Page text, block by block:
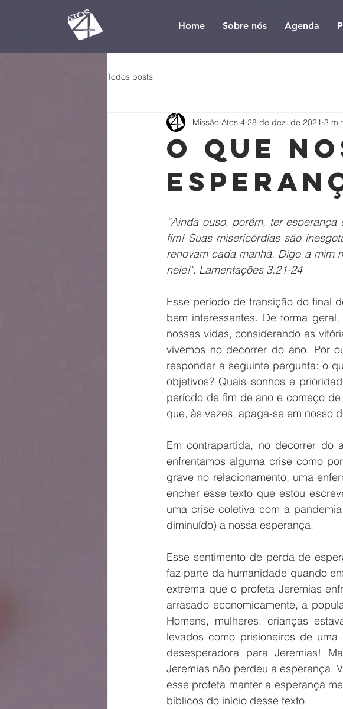
Home Sobre nós Agenda
Todos posts
O que
Missão Atos 4 28 de dez. de 2021 3
“Ainda ouso, porém, ter
fim! Suas misericórdias são
renovam cada manhã. Digo a mim
nele!". Lamentações 3:21-24
Esse período de transição do final
bem interessantes. De forma
nossas vidas, considerando as
vivemos no decorrer do ano. Por
responder a seguinte pergunta: o
objetivos? Quais sonhos e
período de fim de ano e começo
que, às vezes, apaga-se em nosso
Em contrapartida, no decorrer do
enfrentamos alguma crise como
grave no relacionamento, uma
encher esse texto que estou
uma crise coletiva com a
diminuído) a nossa esperança.
Esse sentimento de perda de
faz parte da humanidade quando
extrema que o profeta Jeremias
arrasado economicamente, a
Homens, mulheres, crianças
levados como prisioneiros de
desesperadora para Jeremias!
Jeremias não perdeu a esperança.
esse profeta manter a esperança
bíblicos do início desse texto.